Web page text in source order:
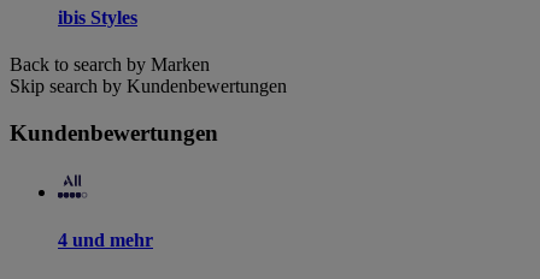
ibis Styles
Back to search by Marken
Skip search by Kundenbewertungen
Kundenbewertungen
4 und mehr